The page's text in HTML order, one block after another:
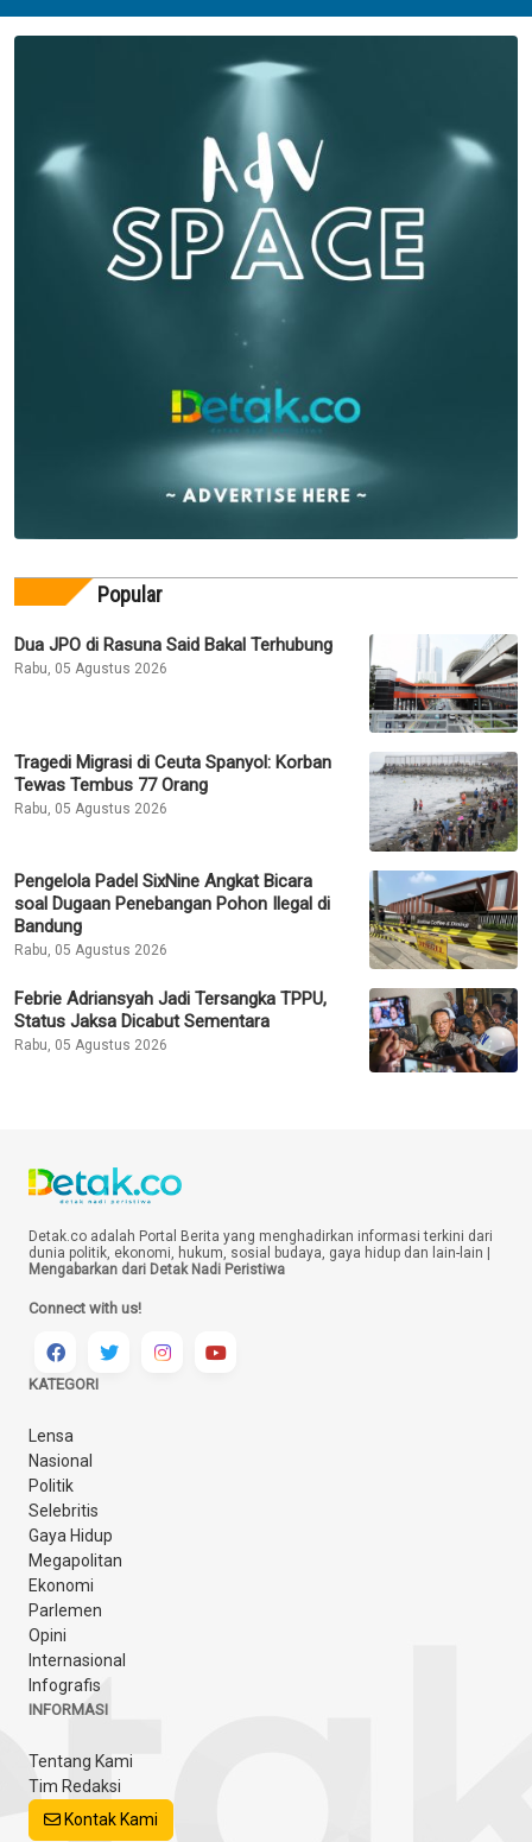
Popular
Dua JPO di Rasuna Said Bakal Terhubung
Rabu, 05 Agustus 2026
Tragedi Migrasi di Ceuta Spanyol: Korban
Tewas Tembus 77 Orang
Rabu, 05 Agustus 2026
Pengelola Padel SixNine Angkat Bicara
soal Dugaan Penebangan Pohon Ilegal di
Bandung
Rabu, 05 Agustus 2026
Febrie Adriansyah Jadi Tersangka TPPU,
Status Jaksa Dicabut Sementara
Rabu, 05 Agustus 2026
Detak.co adalah Portal Berita yang menghadirkan informasi terkini dari
dunia politik, ekonomi, hukum, sosial budaya, gaya hidup dan lain-lain |
Mengabarkan dari Detak Nadi Peristiwa
Connect with us!
KATEGORI
Lensa
Nasional
Politik
Selebritis
Gaya Hidup
Megapolitan
Ekonomi
Parlemen
Opini
Internasional
Infografis
INFORMASI
Tentang Kami
Tim Redaksi
Kontak Kami